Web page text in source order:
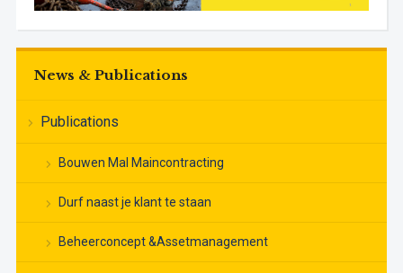
News & Publications
Publications
Bouwen Mal Maincontracting
Durf naast je klant te staan
Beheerconcept &Assetmanagement